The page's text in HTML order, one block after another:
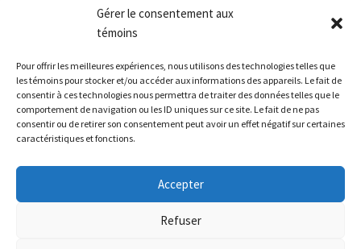
Gérer le consentement aux
témoins
Pour offrir les meilleures expériences, nous utilisons des technologies telles que
les témoins pour stocker et/ou accéder aux informations des appareils. Le fait de
consentir à ces technologies nous permettra de traiter des données telles que le
comportement de navigation ou les ID uniques sur ce site. Le fait de ne pas
consentir ou de retirer son consentement peut avoir un effet négatif sur certaines
caractéristiques et fonctions.
Accepter
Refuser
Afficher tous les 6 résultats
© Véronique d'Aragon 2026
POLITIQUE DE CONFIDENTIALITÉ
Built with